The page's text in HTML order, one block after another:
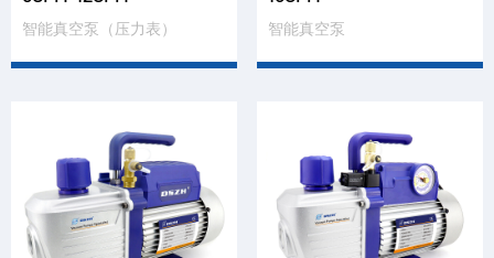
智能真空泵（压力表） 智能真空泵